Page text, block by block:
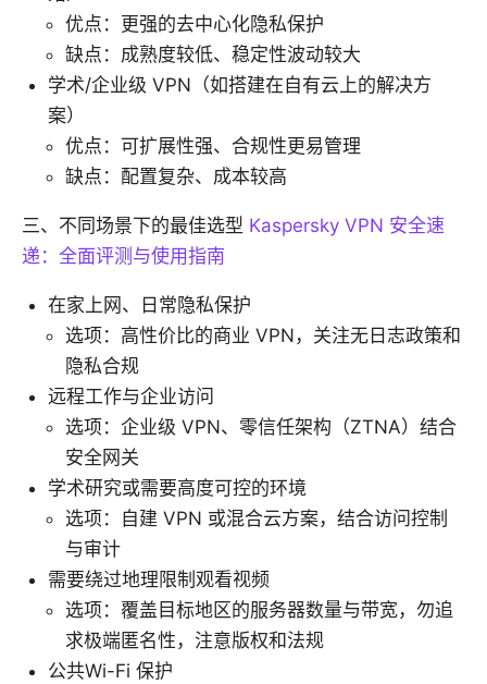
优点：更强的去中心化隐私保护
缺点：成熟度较低、稳定性波动较大
学术/企业级 VPN（如搭建在自有云上的解决方
案）
优点：可扩展性强、合规性更易管理
缺点：配置复杂、成本较高
三、不同场景下的最佳选型 Kaspersky VPN 安全速
递：全面评测与使用指南
在家上网、日常隐私保护
选项：高性价比的商业 VPN，关注无日志政策和
隐私合规
远程工作与企业访问
选项：企业级 VPN、零信任架构（ZTNA）结合
安全网关
学术研究或需要高度可控的环境
选项：自建 VPN 或混合云方案，结合访问控制
与审计
需要绕过地理限制观看视频
选项：覆盖目标地区的服务器数量与带宽，勿追
求极端匿名性，注意版权和法规
公共Wi-Fi 保护